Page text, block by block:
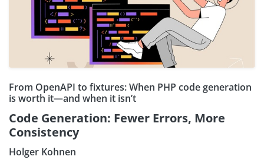
From OpenAPI to fixtures: When PHP code generation
is worth it—and when it isn’t
Code Generation: Fewer Errors, More
Consistency
Holger Kohnen